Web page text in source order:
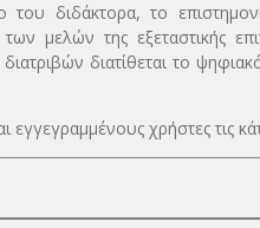
διδάκτορα, το
μελών της εξεταστικής
διατίθεται το
χρήστες τις